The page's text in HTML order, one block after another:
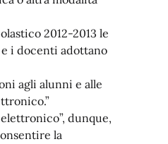
2012-2013 le
i docenti adottano
agli alunni e alle
dunque,
la